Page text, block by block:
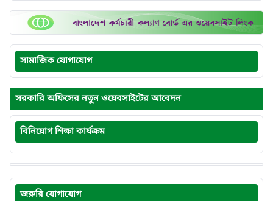
সামাজিক যোগাযোগ
সরকারি অফিসের নতুন ওয়েবসাইটের আবেদন
বিনিয়োগ শিক্ষা কার্যক্রম
জরুরি যোগাযোগ